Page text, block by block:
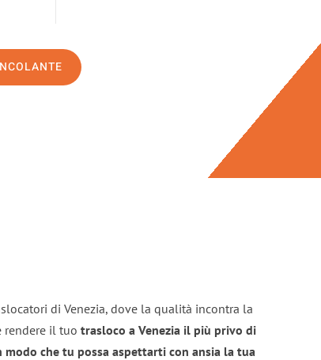
di Venezia, dove la qualità incontra la
rendere il tuo trasloco a Venezia il più privo di
che tu possa aspettarti con ansia la tua